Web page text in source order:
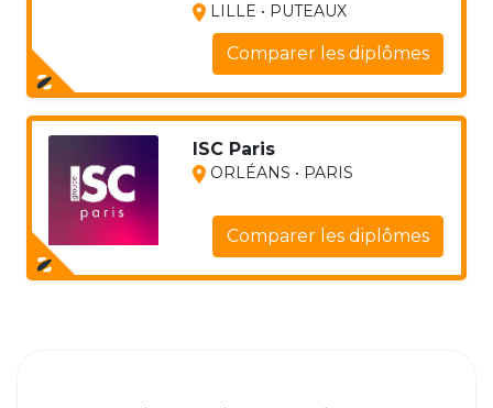
LILLE • PUTEAUX
Comparer les diplômes
ISC Paris
ORLÉANS • PARIS
Comparer les diplômes